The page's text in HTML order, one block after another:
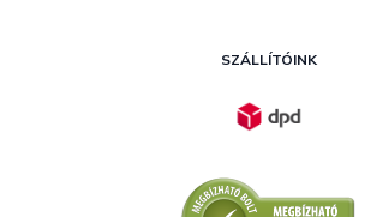
SZÁLLÍTÓINK